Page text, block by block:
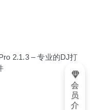
2.1.3 – 专业的DJ打
会
员
介